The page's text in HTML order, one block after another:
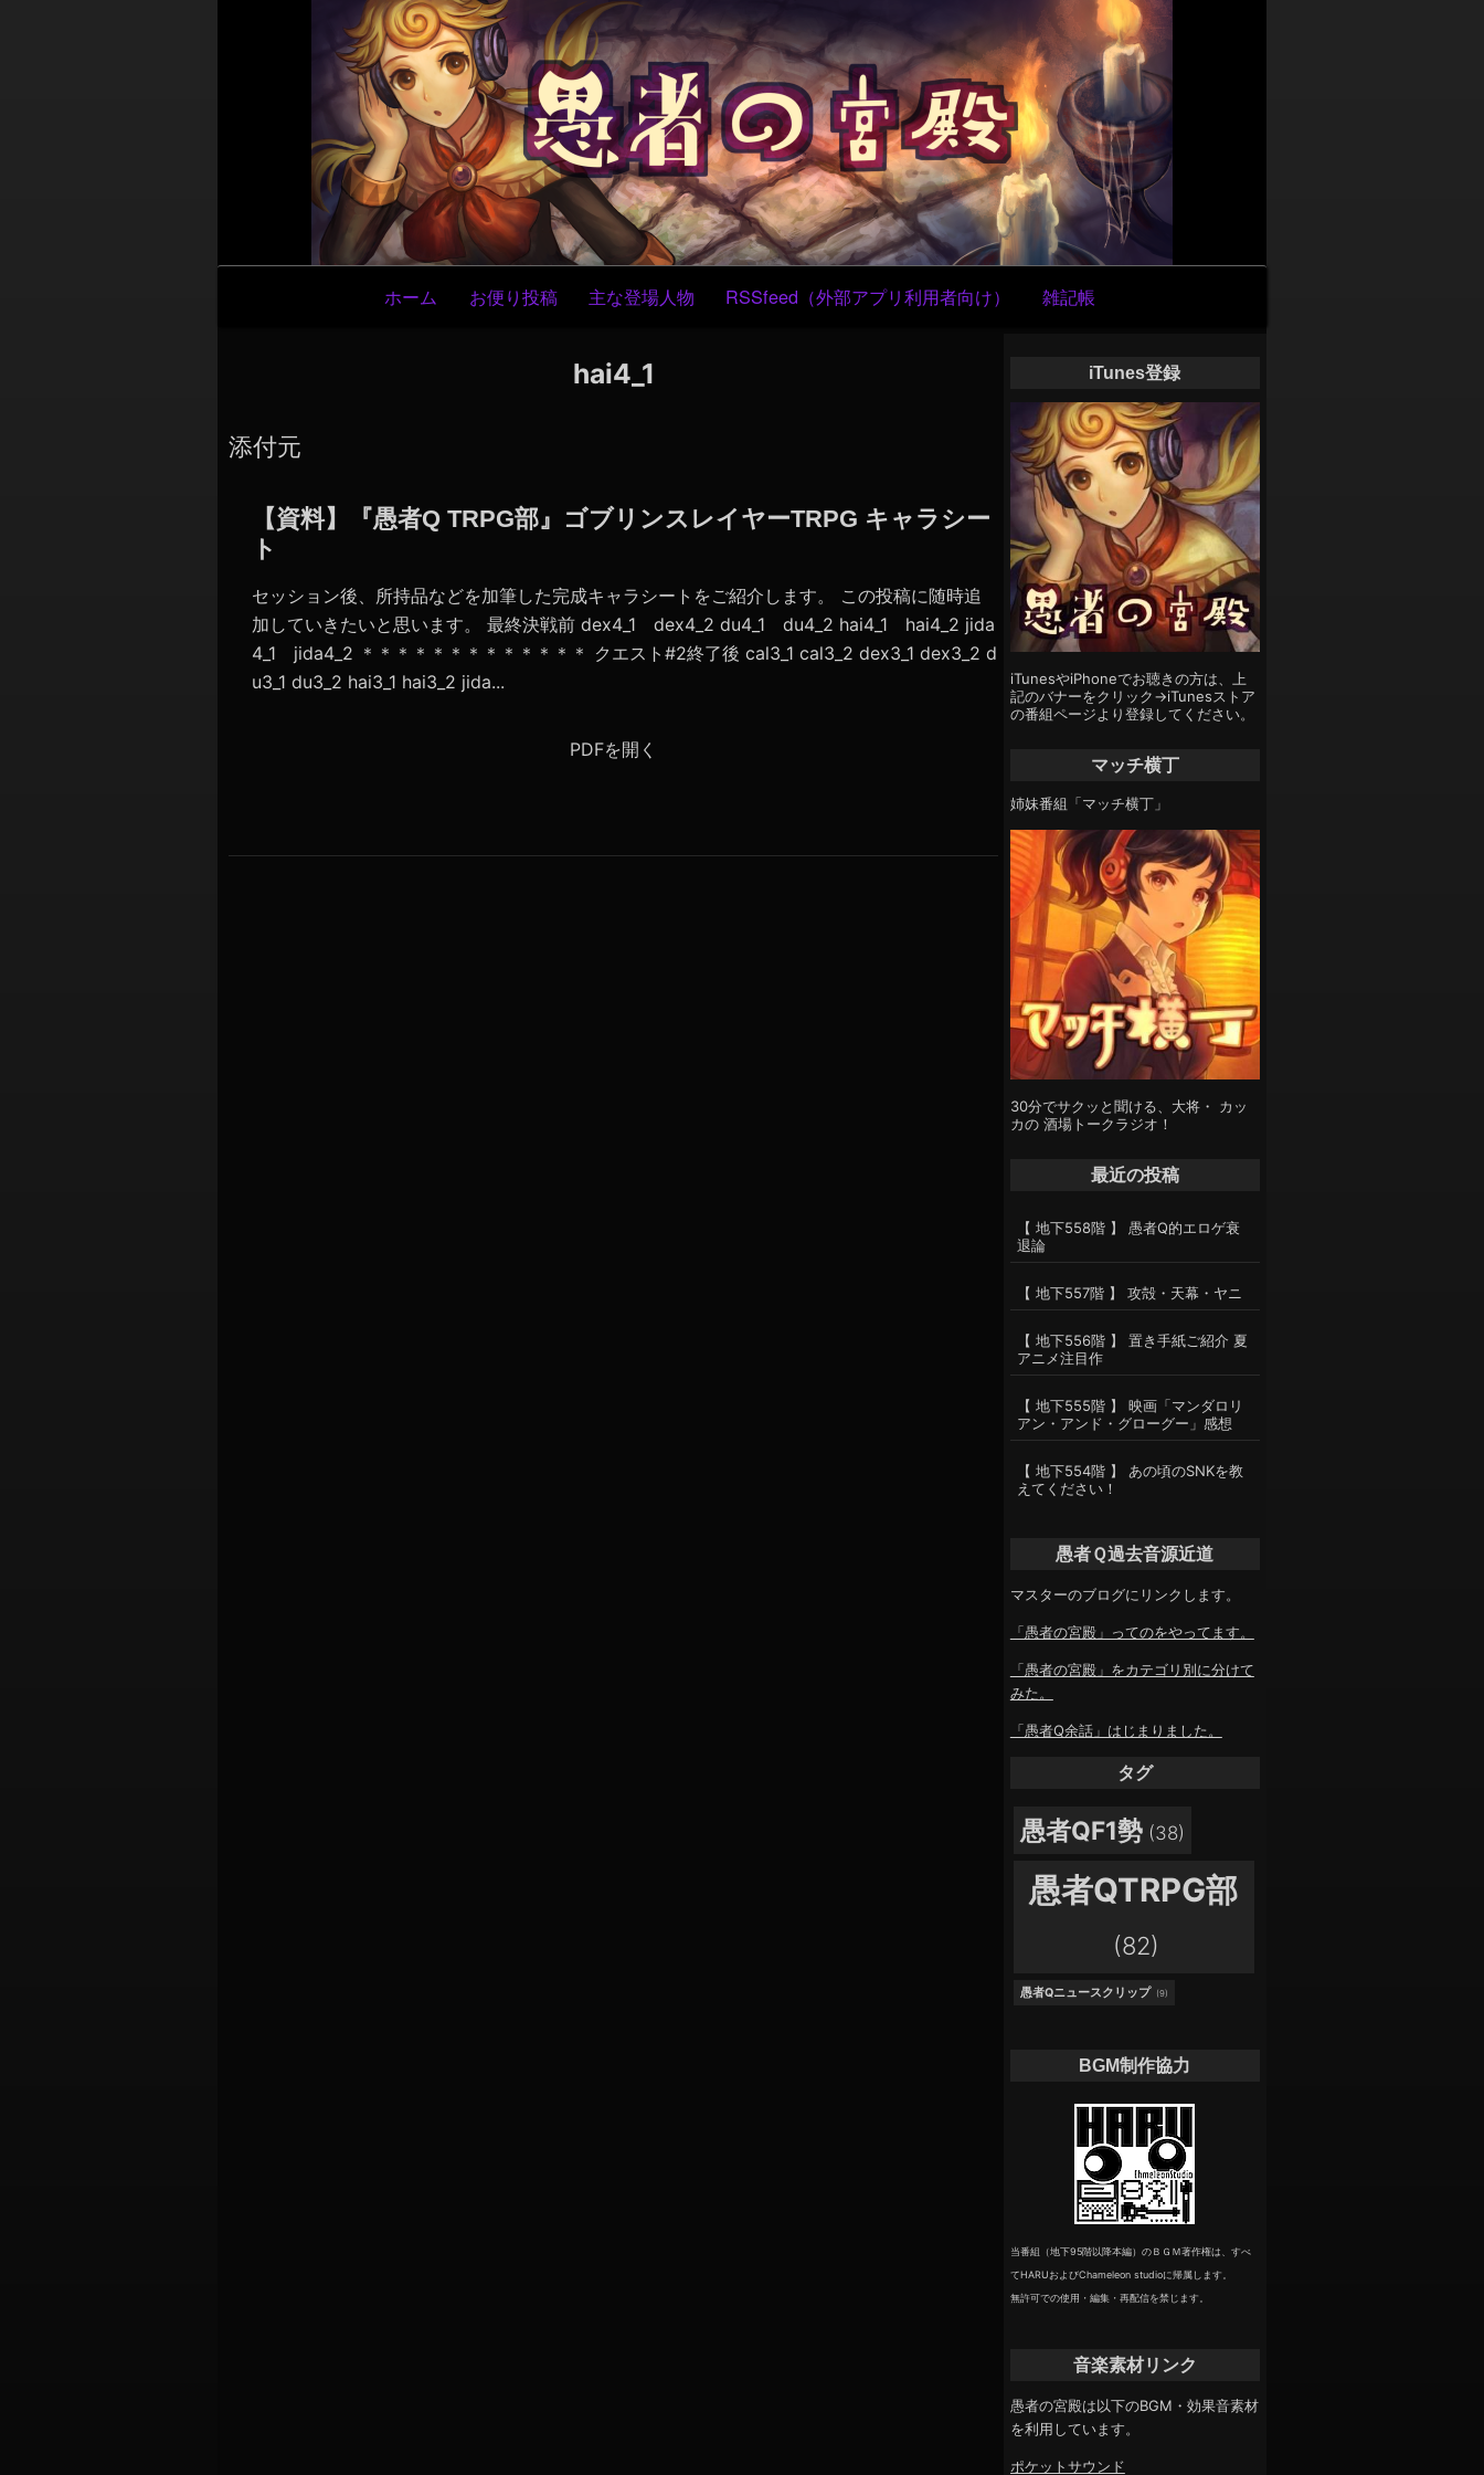
ン
テ
ン
ツ
へ
ス
キ
ッ
プ
ゲ
ホーム お便り投稿 主な登場人物 RSSfeed（外部アプリ利用者向け） 雑記帳
hai4_1
添付元
【資料】『愚者Q TRPG部』ゴブリンスレイヤーTRPG キャラシー
ト
セッション後、所持品などを加筆した完成キャラシートをご紹介します。 この投稿に随時追
加していきたいと思います。 最終決戦前 dex4_1 dex4_2 du4_1 du4_2 hai4_1 hai4_2 jida
4_1 jida4_2 ＊＊＊＊＊＊＊＊＊＊＊＊＊ クエスト#2終了後 cal3_1 cal3_2 dex3_1 dex3_2 d
u3_1 du3_2 hai3_1 hai3_2 jida...
PDFを開く
iTunes登録
iTunesやiPhoneでお聴きの方は、上
記のバナーをクリック→iTunesストア
の番組ページより登録してください。
マッチ横丁
姉妹番組「マッチ横丁」
30分でサクッと聞ける、大将・ カッ
カの 酒場トークラジオ！
最近の投稿
【 地下558階 】 愚者Q的エロゲ衰
退論
【 地下557階 】 攻殻・天幕・ヤニ
【 地下556階 】 置き手紙ご紹介 夏
アニメ注目作
【 地下555階 】 映画「マンダロリ
アン・アンド・グローグー」感想
【 地下554階 】 あの頃のSNKを教
えてください！
愚者Ｑ過去音源近道
マスターのブログにリンクします。
「愚者の宮殿」ってのをやってます。
「愚者の宮殿」をカテゴリ別に分けて
みた。
「愚者Q余話」はじまりました。
タグ
愚者QF1勢 (38)
愚者QTRPG部
(82)
愚者Qニュースクリップ (9)
BGM制作協力
当番組（地下95階以降本編）のＢＧＭ著作権は、すべ
てHARUおよびChameleon studioに帰属します。
無許可での使用・編集・再配信を禁じます。
音楽素材リンク
愚者の宮殿は以下のBGM・効果音素材
を利用しています。
ポケットサウンド